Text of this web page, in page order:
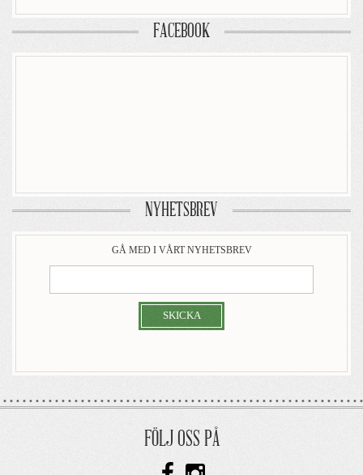
FACEBOOK
NYHETSBREV
GÅ MED I VÅRT NYHETSBREV
SKICKA
FÖLJ OSS PÅ